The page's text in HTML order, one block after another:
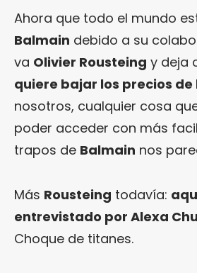
Ahora que todo el mundo
Balmain debido a su
va Olivier Rousteing y deja
quiere bajar los precios
nosotros, cualquier cosa
poder acceder con más
trapos de Balmain nos
Más Rousteing todavía:
entrevistado por Alexa
Choque de titanes.